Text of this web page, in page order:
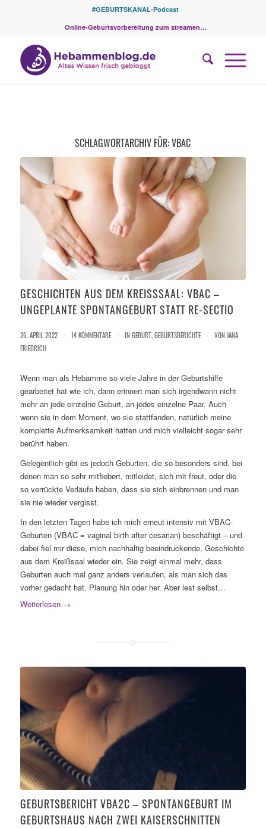
#GEBURTSKANAL-Podcast
Online-Geburtsvorbereitung zum streamen…
SCHLAGWORTARCHIV FÜR:VBAC
GESCHICHTEN AUS DEM KREISSSAAL: VBAC – U
NGEPLANTE SPONTANGEBURT STATT RE-SECTIO
26. APRIL 2022 / 14 KOMMENTARE / IN GEBURT,GEBURTSBERICHTE / VON JANA
FRIEDRICH
Wenn man als Hebamme so viele Jahre in der Geburtshilfe
gearbeitet hat wie ich, dann erinnert man sich irgendwann nicht
mehr an jede einzelne Geburt, an jedes einzelne Paar. Auch
wenn sie in dem Moment, wo sie stattfanden, natürlich meine
komplette Aufmerksamkeit hatten und mich vielleicht sogar sehr
berührt haben.
Gelegentlich gibt es jedoch Geburten, die so besonders sind, bei
denen man so sehr mitfiebert, mitleidet, sich mit freut, oder die
so verrückte Verläufe haben, dass sie sich einbrennen und man
sie nie wieder vergisst.
In den letzten Tagen habe ich mich erneut intensiv mit VBAC-
Geburten (VBAC = vaginal birth after cesarian) beschäftigt – und
dabei fiel mir diese, mich nachhaltig beeindruckende, Geschichte
aus dem Kreißsaal wieder ein. Sie zeigt einmal mehr, dass
Geburten auch mal ganz anders verlaufen, als man sich das
vorher gedacht hat. Planung hin oder her. Aber lest selbst…
Weiterlesen→
GEBURTSBERICHT VBA2C – SPONTANGEBURT IM
GEBURTSHAUS NACH ZWEI KAISERSCHNITTEN